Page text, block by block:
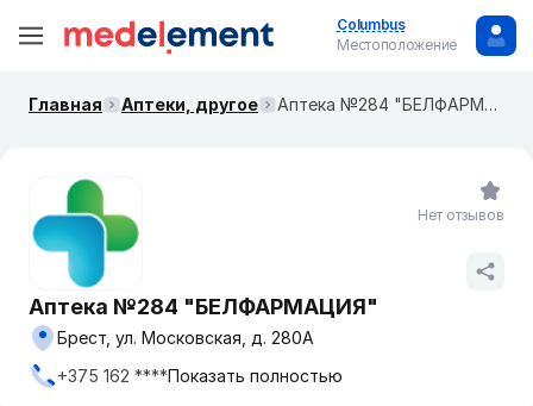
Columbus
Местоположение
Главная Аптеки, другое Аптека №284 "БЕЛФАРМАЦИЯ"
Аптека №284 "БЕЛФАРМАЦИЯ"
Брест, ул. Московская, д. 280А
+375 162 ****Показать полностью
Нет отзывов